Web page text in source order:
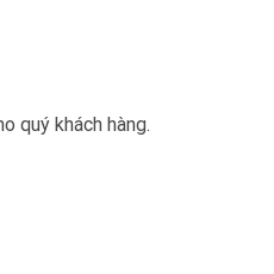
quý khách hàng.